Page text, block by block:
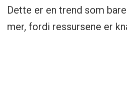
Dette er en trend som
mer, fordi ressursene er